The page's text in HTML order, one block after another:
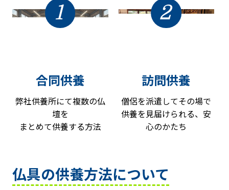
1
合同供養
弊社供養所にて複数の仏
壇を
まとめて供養する方法
2
訪問供養
僧侶を派遣してその場で
供養を見届けられる、安
心のかたち
仏具の供養方法について